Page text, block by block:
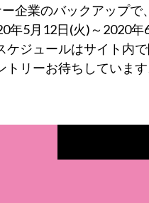
企業のバックアップで
年5月12日(火)～2020年
ケジュールはサイト内で
トリーお待ちしています